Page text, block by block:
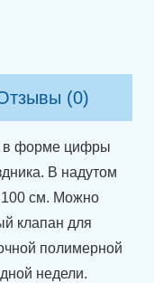
(0)
в форме цифры
В надутом
100 см. Можно
клапан для
полимерной
недели.